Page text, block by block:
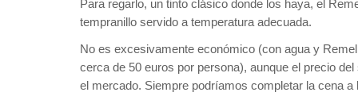
Para regarlo, un tinto clásico donde los haya, el
tempranillo servido a temperatura adecuada.
No es excesivamente económico (con agua y
cerca de 50 euros por persona), aunque el precio
el mercado. Siempre podríamos completar la cena a